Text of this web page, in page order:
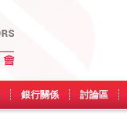
銀行關係 討論區